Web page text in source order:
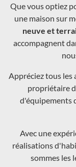
Que vous optiez
une maison sur
neuve et
accompagnent
Appréciez tous les
propriétaire
d'équipements
Avec une
réalisations
sommes les